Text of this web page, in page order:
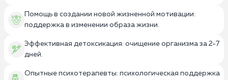
Помощь в создании новой жизненной мотивации:
поддержка в изменении образа жизни.
Эффективная детоксикация: очищение организма за 2-7
дней.
Опытные психотерапевты: психологическая поддержка